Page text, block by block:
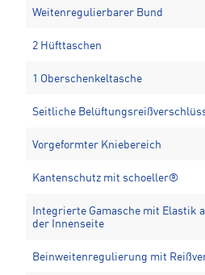
Weitenregulierbarer Bund
2 Hüfttaschen
1 Oberschenkeltasche
Seitliche
Vorgeformter Kniebereich
Kantenschutz mit schoeller®
Integrierte Gamasche mit Elastik
der Innenseite
Beinweitenregulierung mit